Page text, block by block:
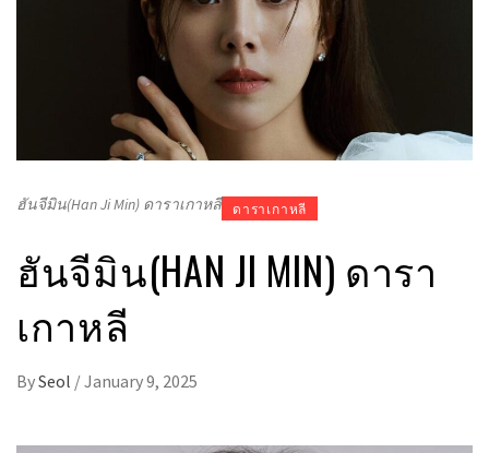
ฮันจีมิน(Han Ji Min) ดาราเกาหลี ดาราเกาหลี
ฮันจีมิน(HAN JI MIN) ดารา
เกาหลี
BySeol /January 9, 2025